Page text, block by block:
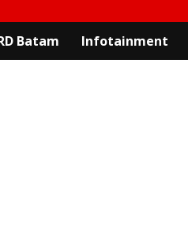
Batam Infotainment